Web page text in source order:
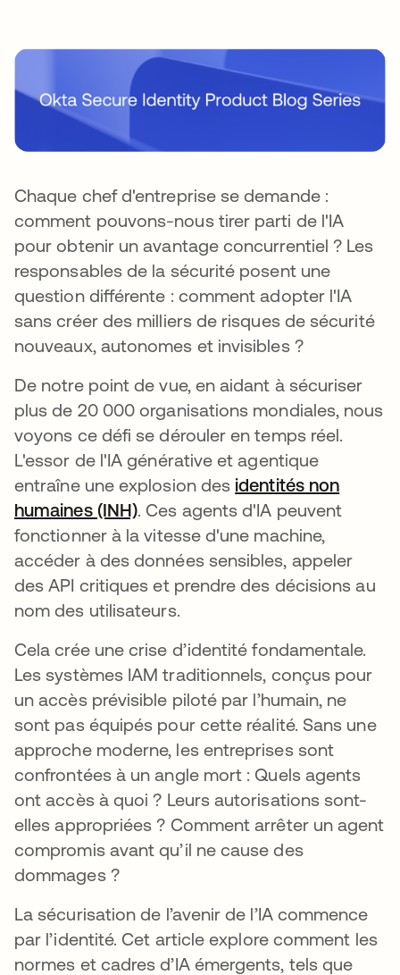
Chaque chef d'entreprise se demande :
comment pouvons-nous tirer parti de l'IA
pour obtenir un avantage concurrentiel ? Les
responsables de la sécurité posent une
question différente : comment adopter l'IA
sans créer des milliers de risques de sécurité
nouveaux, autonomes et invisibles ?
De notre point de vue, en aidant à sécuriser
plus de 20 000 organisations mondiales, nous
voyons ce défi se dérouler en temps réel.
L'essor de l'IA générative et agentique
entraîne une explosion des identités non
humaines (INH). Ces agents d'IA peuvent
fonctionner à la vitesse d'une machine,
accéder à des données sensibles, appeler
des API critiques et prendre des décisions au
nom des utilisateurs.
Cela crée une crise d’identité fondamentale.
Les systèmes IAM traditionnels, conçus pour
un accès prévisible piloté par l’humain, ne
sont pas équipés pour cette réalité. Sans une
approche moderne, les entreprises sont
confrontées à un angle mort : Quels agents
ont accès à quoi ? Leurs autorisations sont-
elles appropriées ? Comment arrêter un agent
compromis avant qu’il ne cause des
dommages ?
La sécurisation de l’avenir de l’IA commence
par l’identité. Cet article explore comment les
normes et cadres d’IA émergents, tels que